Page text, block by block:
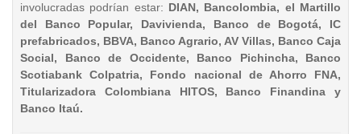
involucradas podrían estar: DIAN, Bancolombia, el Martillo
del Banco Popular, Davivienda, Banco de Bogotá, IC
prefabricados, BBVA, Banco Agrario, AV Villas, Banco Caja
Social, Banco de Occidente, Banco Pichincha, Banco
Scotiabank Colpatria, Fondo nacional de Ahorro FNA,
Titularizadora Colombiana HITOS, Banco Finandina y
Banco Itaú.